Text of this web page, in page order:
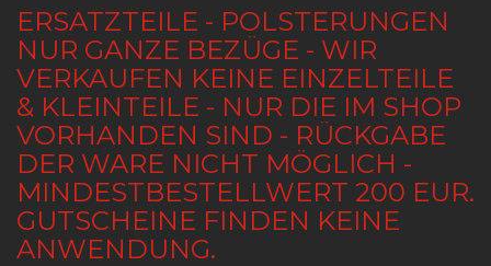
ERSATZTEILE - POLSTERUNGEN
NUR GANZE BEZÜGE - WIR
VERKAUFEN KEINE EINZELTEILE
& KLEINTEILE - NUR DIE IM SHOP
VORHANDEN SIND - RÜCKGABE
DER WARE NICHT MÖGLICH -
MINDESTBESTELLWERT 200 EUR.
GUTSCHEINE FINDEN KEINE
ANWENDUNG.